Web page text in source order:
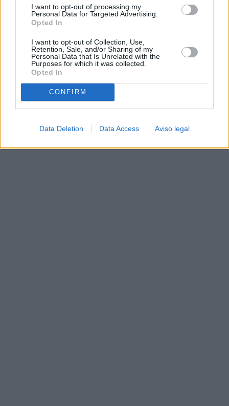
I want to opt-out of processing my
Personal Data for Targeted Advertising.
Opted In
I want to opt-out of Collection, Use,
Retention, Sale, and/or Sharing of my
Personal Data that Is Unrelated with the
Purposes for which it was collected.
Opted In
CONFIRM
Data Deletion Data Access Aviso legal